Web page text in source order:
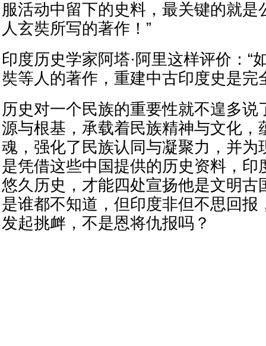
服活动中留下的史料，最关键的就是
人玄奘所写的著作！”
印度历史学家阿塔·阿里这样评价：“
奘等人的著作，重建中古印度史是完
历史对一个民族的重要性就不遑多说
源与根基，承载着民族精神与文化，
魂，强化了民族认同与凝聚力，并为
是凭借这些中国提供的历史资料，印
悠久历史，才能四处宣扬他是文明古
是谁都不知道，但印度非但不思回报
发起挑衅，不是恩将仇报吗？